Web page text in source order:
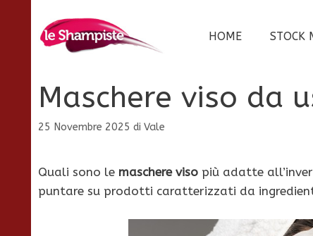
contenuto
HOME STOCK
Maschere viso da
25 Novembre 2025 di Vale
Quali sono le maschere viso più adatte
puntare su prodotti caratterizzati da